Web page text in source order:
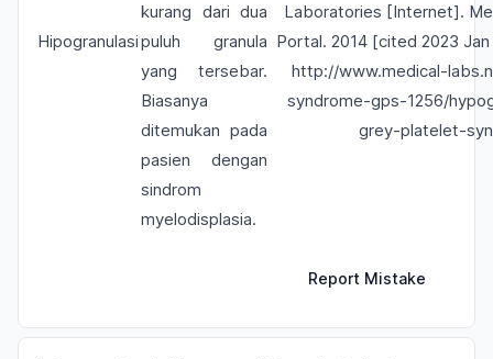
Hipogranulasi
kurang dari dua
puluh granula
yang tersebar.
Biasanya
ditemukan pada
pasien dengan
sindrom
myelodisplasia.
Laboratories [Internet].
Portal. 2014 [cited 2023
http://www.medical-
syndrome-gps-1256/
grey-platelet-
Report Mistake